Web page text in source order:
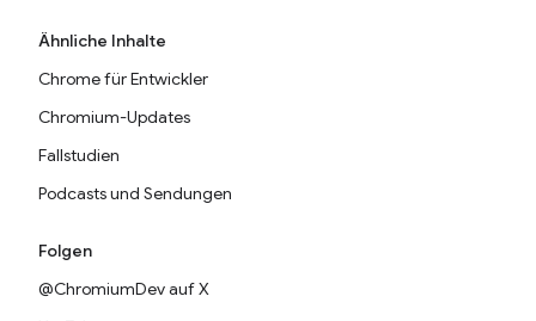
Ähnliche Inhalte
Chrome für Entwickler
Chromium-Updates
Fallstudien
Podcasts und Sendungen
Folgen
@ChromiumDev auf X